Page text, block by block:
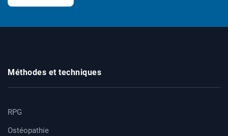
Méthodes et techniques
RPG
Ostéopathie